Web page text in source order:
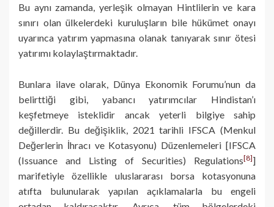
Bu aynı zamanda, yerleşik olmayan Hintlilerin ve kara
sınırı olan ülkelerdeki kuruluşların bile hükümet onayı
uyarınca yatırım yapmasına olanak tanıyarak sınır ötesi
yatırımı kolaylaştırmaktadır.
Bunlara ilave olarak, Dünya Ekonomik Forumu’nun da
belirttiği gibi, yabancı yatırımcılar Hindistan’ı
keşfetmeye isteklidir ancak yeterli bilgiye sahip
değillerdir. Bu değişiklik, 2021 tarihli IFSCA (Menkul
Değerlerin İhracı ve Kotasyonu) Düzenlemeleri [IFSCA
(Issuance and Listing of Securities) Regulations[8]]
marifetiyle özellikle uluslararası borsa kotasyonuna
atıfta bulunularak yapılan açıklamalarla bu engeli